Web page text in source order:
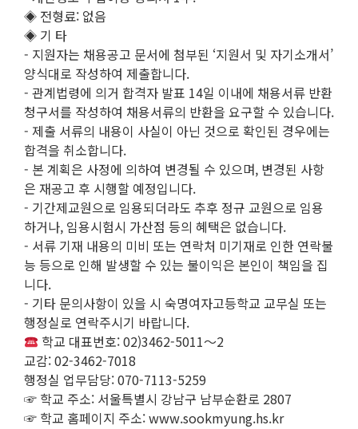
◈ 전형료: 없음
◈ 기 타
- 지원자는 채용공고 문서에 첨부된 ‘지원서 및 자기소개서’
양식대로 작성하여 제출합니다.
- 관계법령에 의거 합격자 발표 14일 이내에 채용서류 반환
청구서를 작성하여 채용서류의 반환을 요구할 수 있습니다.
- 제출 서류의 내용이 사실이 아닌 것으로 확인된 경우에는
합격을 취소합니다.
- 본 계획은 사정에 의하여 변경될 수 있으며, 변경된 사항
은 재공고 후 시행할 예정입니다.
- 기간제교원으로 임용되더라도 추후 정규 교원으로 임용
하거나, 임용시험시 가산점 등의 혜택은 없습니다.
- 서류 기재 내용의 미비 또는 연락처 미기재로 인한 연락불
능 등으로 인해 발생할 수 있는 불이익은 본인이 책임을 집
니다.
- 기타 문의사항이 있을 시 숙명여자고등학교 교무실 또는
행정실로 연락주시기 바랍니다.
학교 대표번호: 02)3462-5011～2
교감: 02-3462-7018
행정실 업무담당: 070-7113-5259
☞ 학교 주소: 서울특별시 강남구 남부순환로 2807
☞ 학교 홈페이지 주소: www.sookmyung.hs.kr